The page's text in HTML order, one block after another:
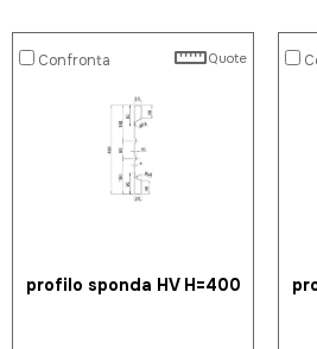
Confronta Quote
profilo sponda HV H=400